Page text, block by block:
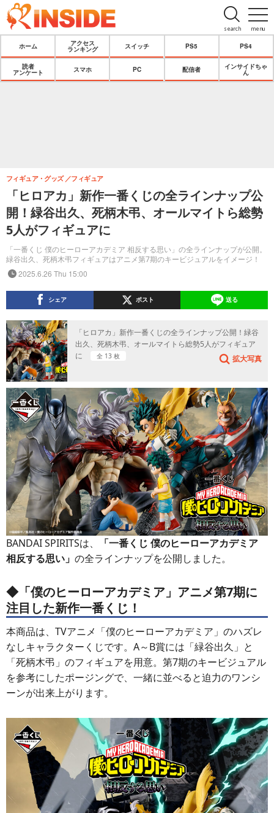
menu
search
ホーム
アクセス
ランキング
スイッチ PS5 PS4
読者
アンケート
スマホ PC 配信者
インサイドちゃ
ん
「ヒロアカ」新作一番くじの全ラインナップ公
開！緑谷出久、死柄木弔、オールマイトら総勢
5人がフィギュアに
「一番くじ 僕のヒーローアカデミア 相反する思い」の全ラインナップが公開。
緑谷出久、死柄木弔フィギュアはアニメ第7期のキービジュアルをイメージ！
フィギュア・グッズ フィギュア
2025.6.26 Thu 15:00
シェア ポスト 送る
「ヒロアカ」新作一番くじの全ラインナップ公開！緑谷
出久、死柄木弔、オールマイトら総勢5人がフィギュア
に
全 13 枚 拡大写真
BANDAI SPIRITSは、
「一番くじ 僕のヒーローアカデミア
相反する思い」 の全ラインナップを公開しました。
◆「僕のヒーローアカデミア」アニメ第7期に
注目した新作一番くじ！
本商品は、TVアニメ「僕のヒーローアカデミア」のハズレ
なしキャラクターくじです。A～B賞には「緑谷出久」と
「死柄木弔」のフィギュアを用意。第7期のキービジュアル
を参考にしたポージングで、一緒に並べると迫力のワンシ
ーンが出来上がります。